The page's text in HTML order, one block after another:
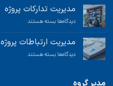
ذینفعان
پروژه
مدیریت تدارکات پروژه
دیدگاه‌ها برای
تدارکات
پروژه
بسته هستند
مدیریت ارتباطات پروژه
دیدگاه‌ها برای
بسته هستند